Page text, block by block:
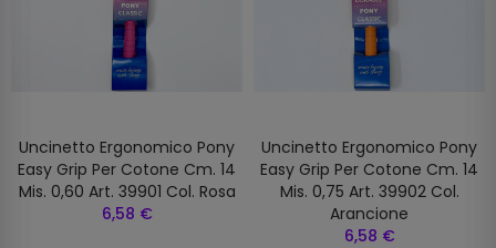
Uncinetto Ergonomico Pony
Easy Grip Per Cotone Cm. 14
Mis. 0,60 Art. 39901 Col. Rosa
6,58 €
Uncinetto Ergonomico Pony
Easy Grip Per Cotone Cm. 14
Mis. 0,75 Art. 39902 Col.
Arancione
6,58 €